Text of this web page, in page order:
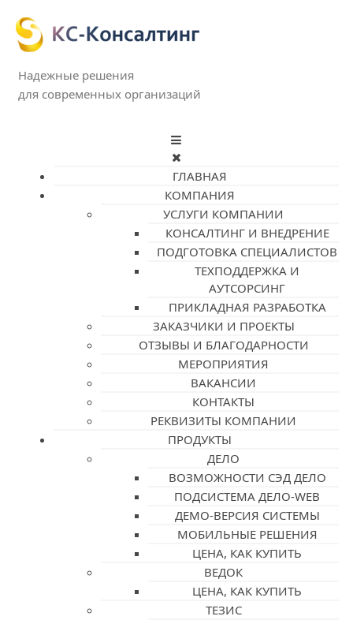
Надежные решения
для современных организаций
ГЛАВНАЯ
КОМПАНИЯ
УСЛУГИ КОМПАНИИ
КОНСАЛТИНГ И ВНЕДРЕНИЕ
ПОДГОТОВКА СПЕЦИАЛИСТОВ
ТЕХПОДДЕРЖКА И
АУТСОРСИНГ
ПРИКЛАДНАЯ РАЗРАБОТКА
ЗАКАЗЧИКИ И ПРОЕКТЫ
ОТЗЫВЫ И БЛАГОДАРНОСТИ
МЕРОПРИЯТИЯ
ВАКАНСИИ
КОНТАКТЫ
РЕКВИЗИТЫ КОМПАНИИ
ПРОДУКТЫ
ДЕЛО
ВОЗМОЖНОСТИ СЭД ДЕЛО
ПОДСИСТЕМА ДЕЛО-WEB
ДЕМО-ВЕРСИЯ СИСТЕМЫ
МОБИЛЬНЫЕ РЕШЕНИЯ
ЦЕНА, КАК КУПИТЬ
ВЕДОК
ЦЕНА, КАК КУПИТЬ
ТЕЗИС